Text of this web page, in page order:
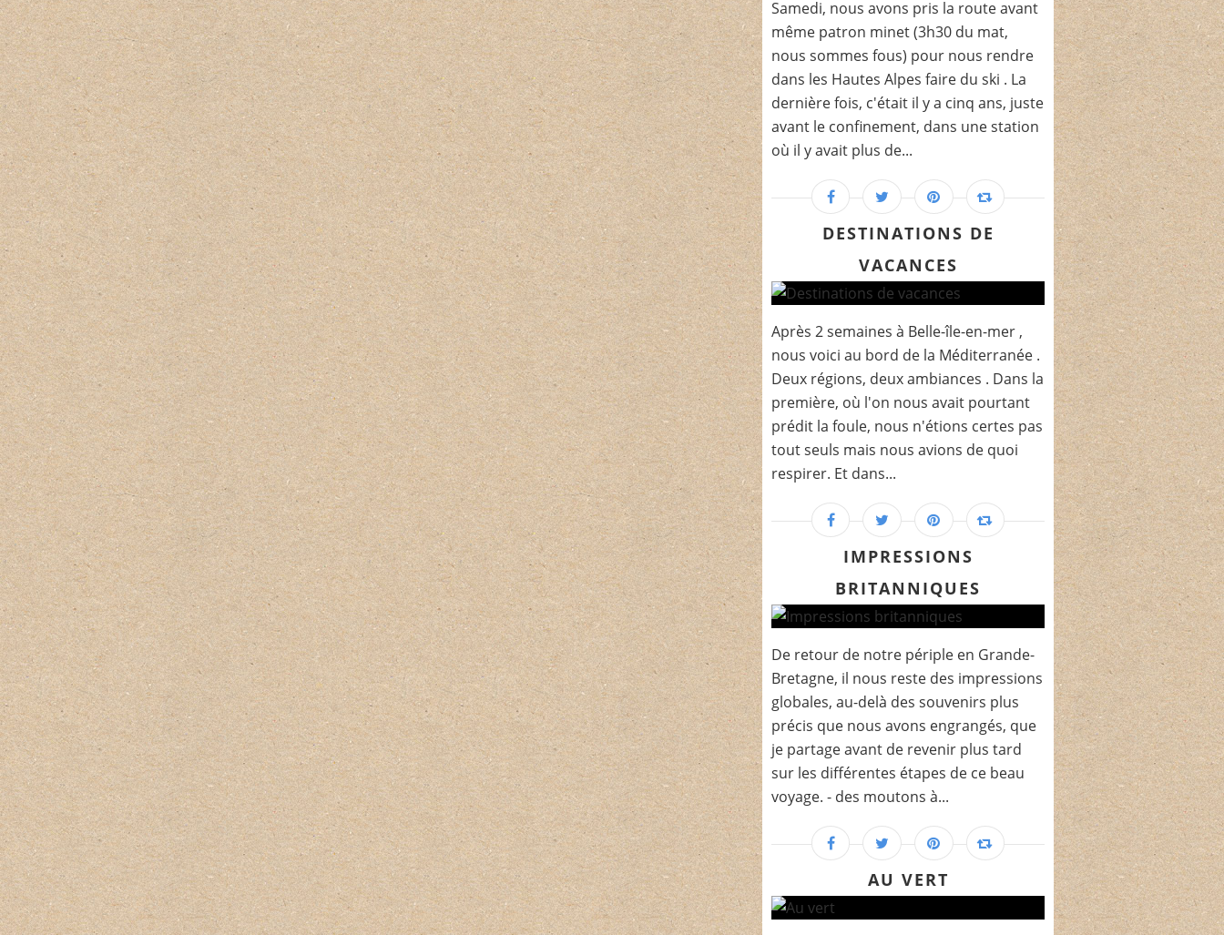
Samedi, nous avons pris la route avant
même patron minet (3h30 du mat,
nous sommes fous) pour nous rendre
dans les Hautes Alpes faire du ski . La
dernière fois, c'était il y a cinq ans, juste
avant le confinement, dans une station
où il y avait plus de...
DESTINATIONS DE
VACANCES
Après 2 semaines à Belle-île-en-mer ,
nous voici au bord de la Méditerranée .
Deux régions, deux ambiances . Dans la
première, où l'on nous avait pourtant
prédit la foule, nous n'étions certes pas
tout seuls mais nous avions de quoi
respirer. Et dans...
IMPRESSIONS
BRITANNIQUES
De retour de notre périple en Grande-
Bretagne, il nous reste des impressions
globales, au-delà des souvenirs plus
précis que nous avons engrangés, que
je partage avant de revenir plus tard
sur les différentes étapes de ce beau
voyage. - des moutons à...
AU VERT